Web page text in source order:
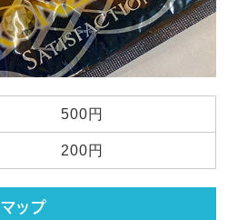
500円
200円
マップ